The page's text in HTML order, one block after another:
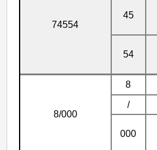
74554
45
54
8/000
8
/
000